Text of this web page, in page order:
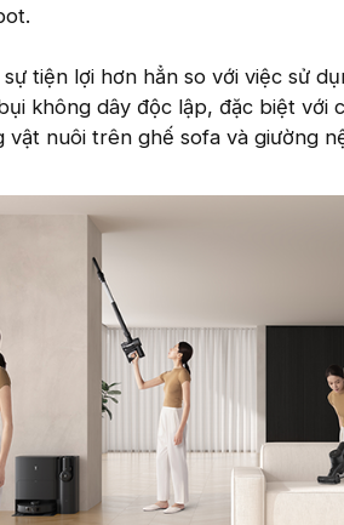
tiện lợi hơn hẳn so với việc sử
không dây độc lập, đặc biệt với
nuôi trên ghế sofa và giường